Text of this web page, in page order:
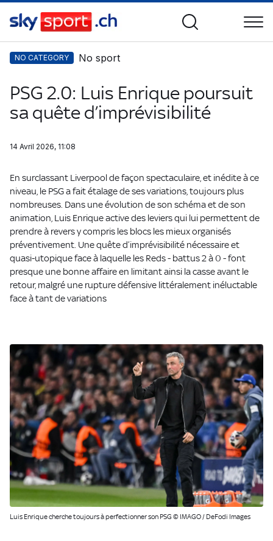
NO CATEGORY No sport
PSG 2.0: Luis Enrique poursuit
sa quête d’imprévisibilité
14 Avril 2026, 11:08
En surclassant Liverpool de façon spectaculaire, et inédite à ce
niveau, le PSG a fait étalage de ses variations, toujours plus
nombreuses. Dans une évolution de son schéma et de son
animation, Luis Enrique active des leviers qui lui permettent de
prendre à revers y compris les blocs les mieux organisés
préventivement. Une quête d’imprévisibilité nécessaire et
quasi-utopique face à laquelle les Reds - battus 2 à 0 - font
presque une bonne affaire en limitant ainsi la casse avant le
retour, malgré une rupture défensive littéralement inéluctable
face à tant de variations
Luis Enrique cherche toujours à perfectionner son PSG © IMAGO / DeFodi Images